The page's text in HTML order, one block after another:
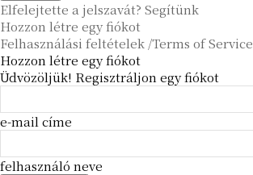
Elfelejtette a jelszavát? Segítünk
Hozzon létre egy fiókot
Felhasználási feltételek /Terms of Service
Hozzon létre egy fiókot
Üdvözöljük! Regisztráljon egy fiókot
e-mail címe
felhasználó neve